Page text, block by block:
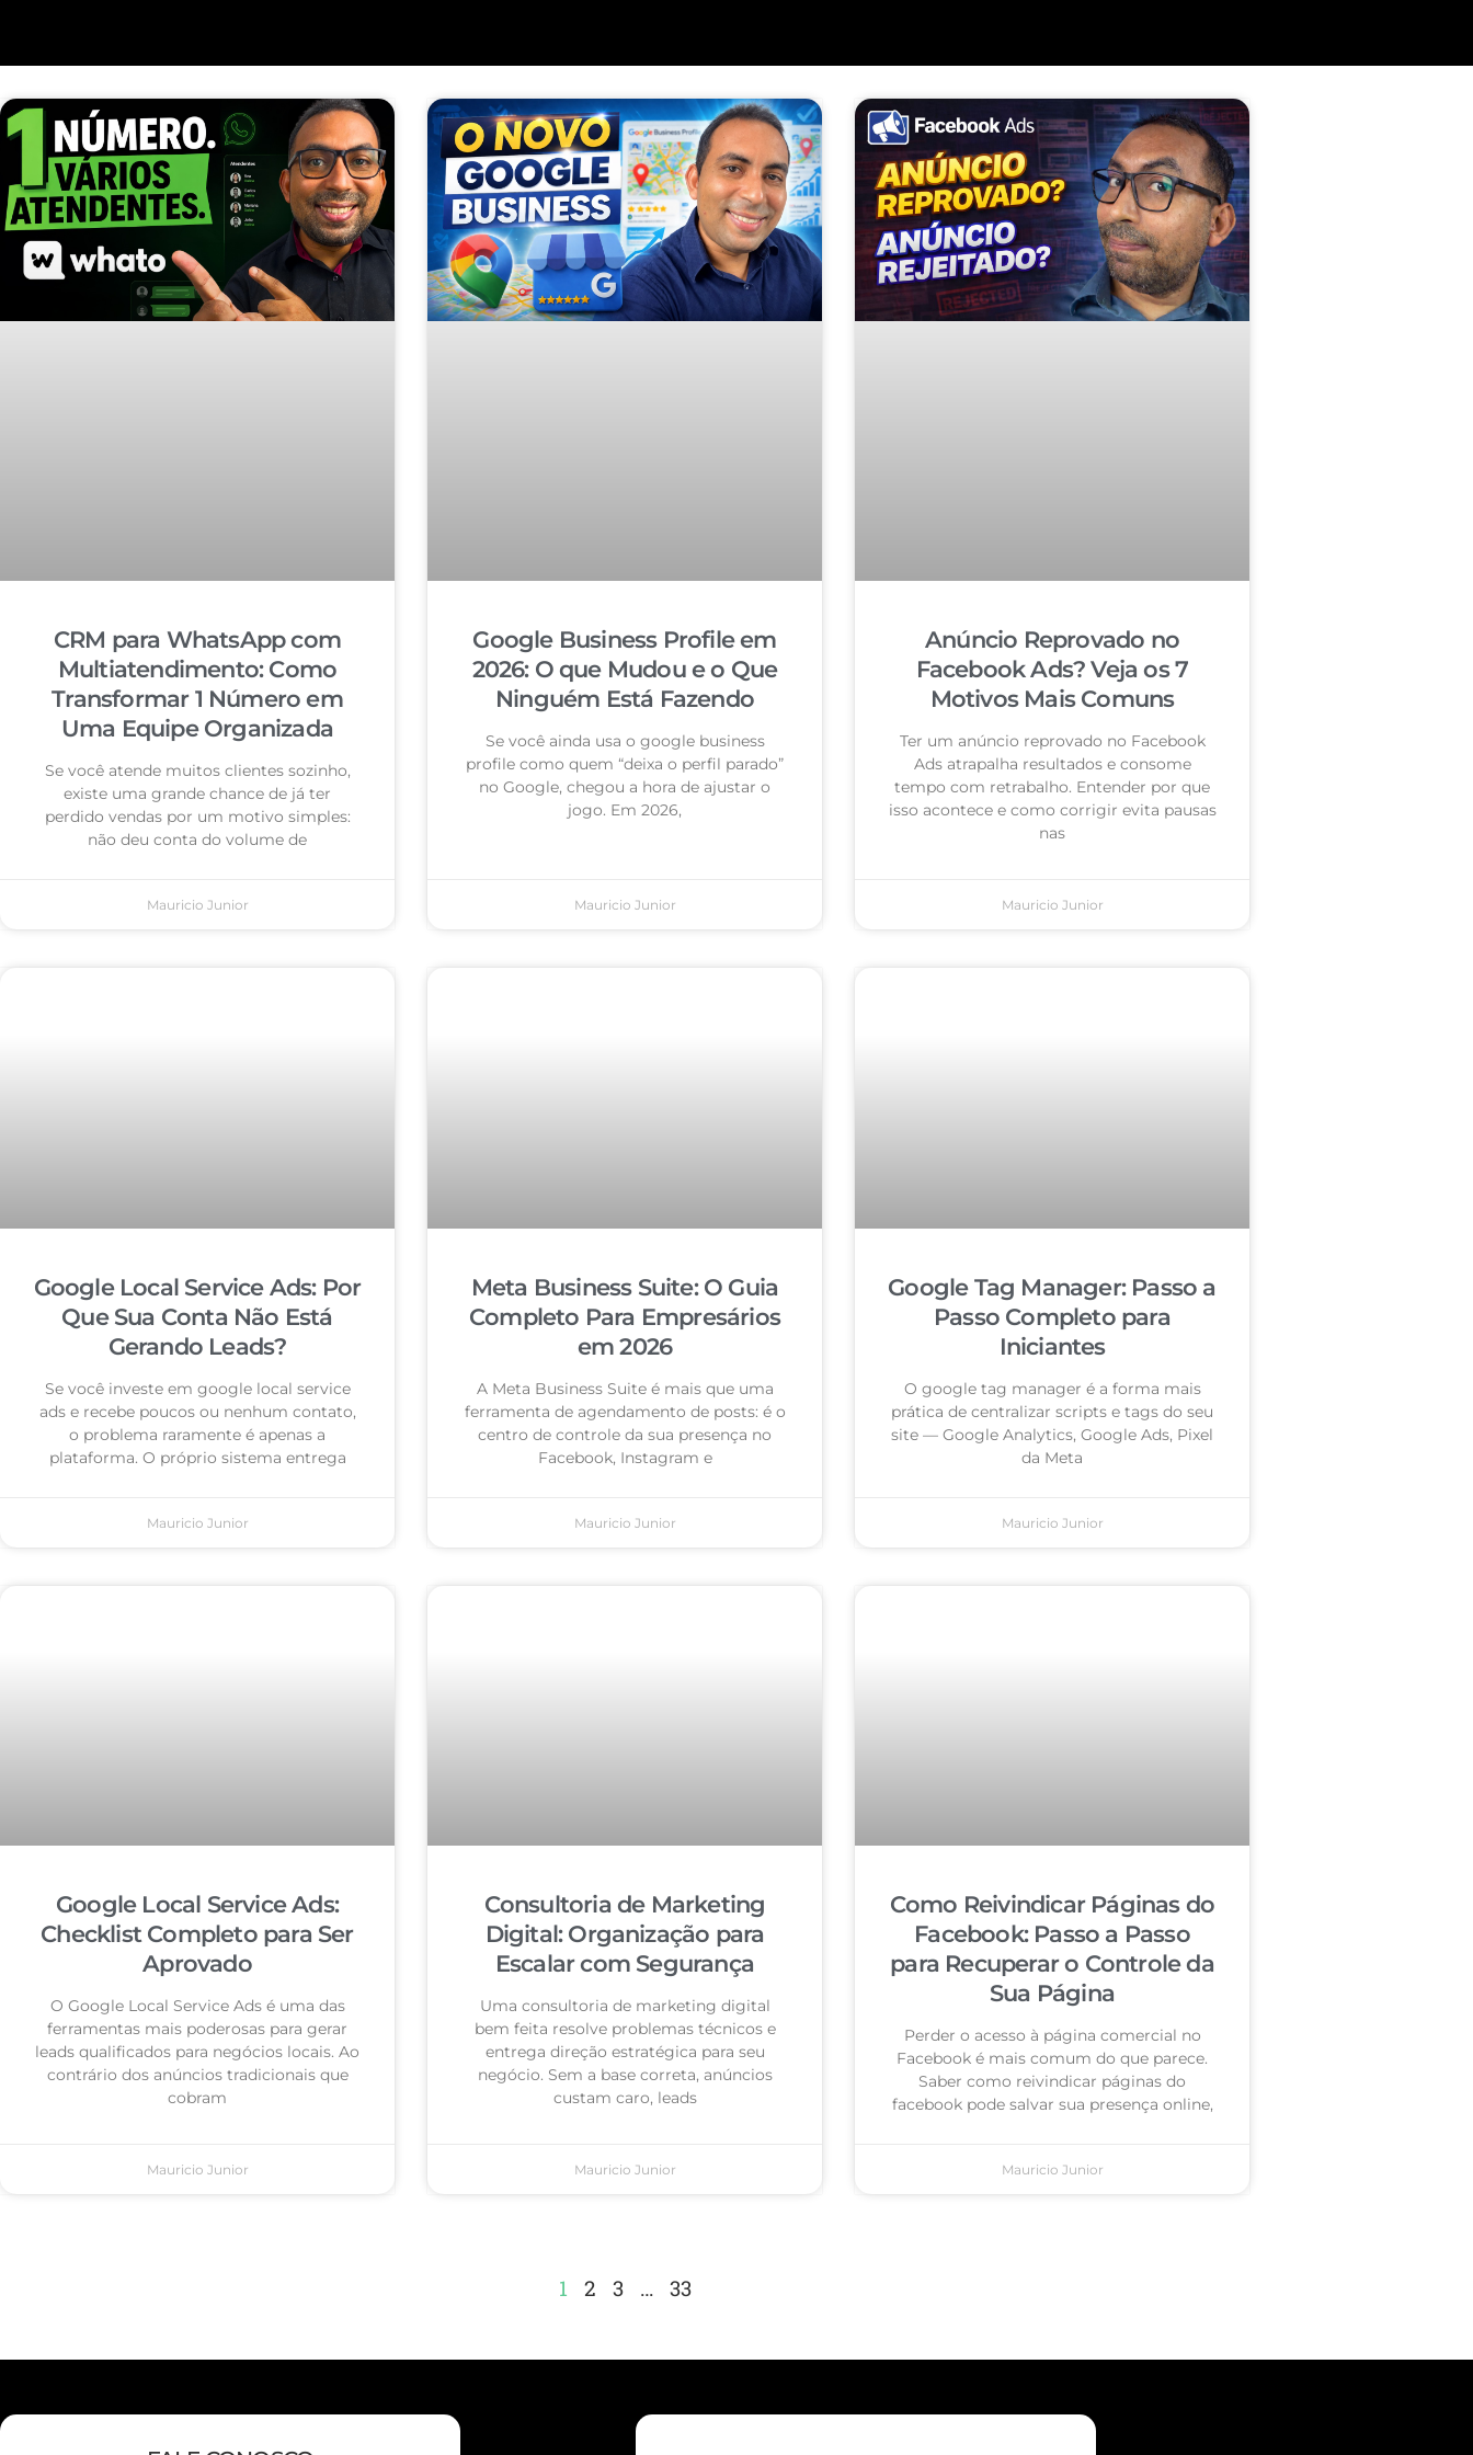
CRM para WhatsApp com
Multiatendimento: Como
Transformar 1 Número em
Uma Equipe Organizada
Se você atende muitos clientes sozinho,
existe uma grande chance de já ter
perdido vendas por um motivo simples:
não deu conta do volume de
Mauricio Junior
Google Business Profile em
2026: O que Mudou e o Que
Ninguém Está Fazendo
Se você ainda usa o google business
profile como quem “deixa o perfil parado”
no Google, chegou a hora de ajustar o
jogo. Em 2026,
Mauricio Junior
Anúncio Reprovado no
Facebook Ads? Veja os 7
Motivos Mais Comuns
Ter um anúncio reprovado no Facebook
Ads atrapalha resultados e consome
tempo com retrabalho. Entender por que
isso acontece e como corrigir evita pausas
nas
Mauricio Junior
Google Local Service Ads: Por
Que Sua Conta Não Está
Gerando Leads?
Se você investe em google local service
ads e recebe poucos ou nenhum contato,
o problema raramente é apenas a
plataforma. O próprio sistema entrega
Mauricio Junior
Meta Business Suite: O Guia
Completo Para Empresários
em 2026
A Meta Business Suite é mais que uma
ferramenta de agendamento de posts: é o
centro de controle da sua presença no
Facebook, Instagram e
Mauricio Junior
Google Tag Manager: Passo a
Passo Completo para
Iniciantes
O google tag manager é a forma mais
prática de centralizar scripts e tags do seu
site — Google Analytics, Google Ads, Pixel
da Meta
Mauricio Junior
Google Local Service Ads:
Checklist Completo para Ser
Aprovado
O Google Local Service Ads é uma das
ferramentas mais poderosas para gerar
leads qualificados para negócios locais. Ao
contrário dos anúncios tradicionais que
cobram
Mauricio Junior
Consultoria de Marketing
Digital: Organização para
Escalar com Segurança
Uma consultoria de marketing digital
bem feita resolve problemas técnicos e
entrega direção estratégica para seu
negócio. Sem a base correta, anúncios
custam caro, leads
Mauricio Junior
Como Reivindicar Páginas do
Facebook: Passo a Passo
para Recuperar o Controle da
Sua Página
Perder o acesso à página comercial no
Facebook é mais comum do que parece.
Saber como reivindicar páginas do
facebook pode salvar sua presença online,
Mauricio Junior
1 2 3 … 33